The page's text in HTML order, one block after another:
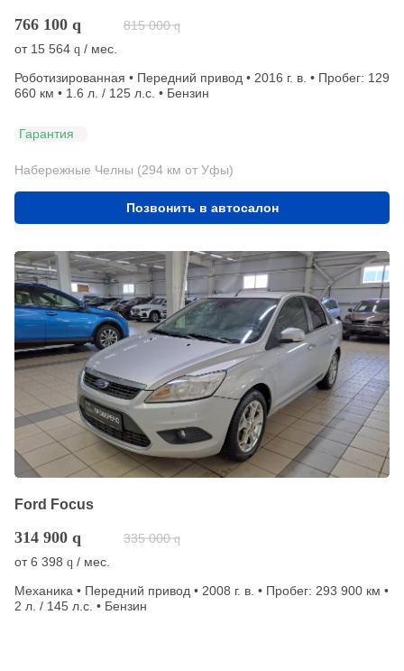
766 100 q 815 000 q
от 15 564 q / мес.
Роботизированная • Передний привод • 2016 г. в. • Пробег: 129
660 км • 1.6 л. / 125 л.с. • Бензин
Гарантия
Набережные Челны (294 км от Уфы)
Позвонить в автосалон
Ford Focus
314 900 q 335 000 q
от6 398 q / мес.
Механика • Передний привод • 2008 г. в. • Пробег: 293 900 км •
2 л. / 145 л.с. • Бензин